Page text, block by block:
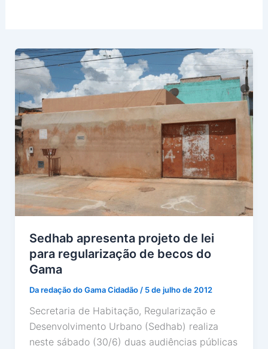
Sedhab apresenta projeto de lei
para regularização de becos do
Gama
Da redação do Gama Cidadão/ 5 de julho de 2012
Secretaria de Habitação, Regularização e
Desenvolvimento Urbano (Sedhab) realiza
neste sábado (30/6) duas audiências públicas